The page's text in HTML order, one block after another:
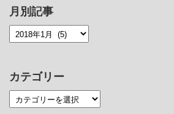
月別記事
カテゴリー